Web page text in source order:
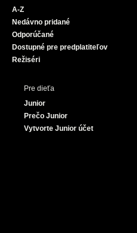
e
A-Z
Nedávno pridané
Odporúčané
Dostupné pre predplatiteľov
Režiséri
Pre dieťa
Junior
Prečo Junior
Vytvorte Junior účet